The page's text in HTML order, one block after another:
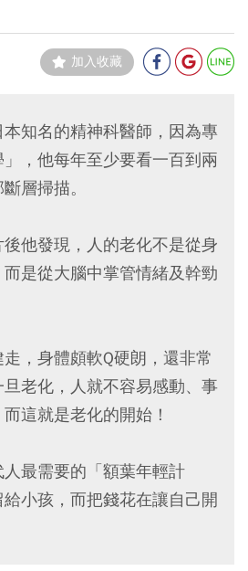
加入收藏
知名的精神科醫師，因為專
，他每年至少要看一百到兩
層掃描。
他發現，人的老化不是從身
是從大腦中掌管情緒及幹勁
，身體頗軟Q硬朗，還非常
老化，人就不容易感動、事
這就是老化的開始！
最需要的「額葉年輕計
小孩，而把錢花在讓自己開